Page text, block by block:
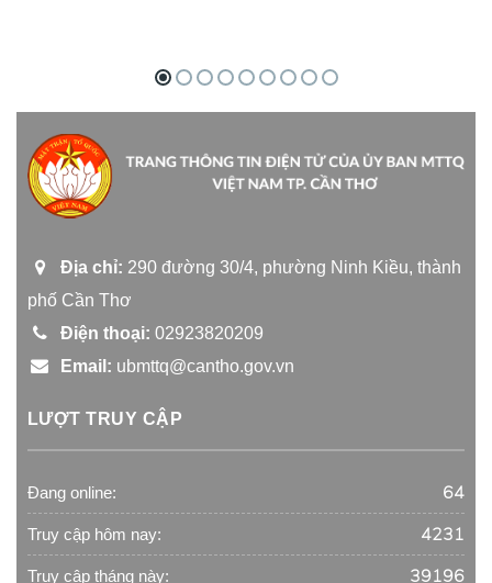
Địa chỉ: 290 đường 30/4, phường Ninh Kiều, thành
phố Cần Thơ
Điện thoại: 02923820209
Email: ubmttq@cantho.gov.vn
LƯỢT TRUY CẬP
Đang online: 64
Truy cập hôm nay: 4231
Truy cập tháng này: 39196